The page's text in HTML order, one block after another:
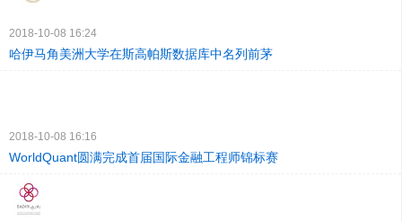
2018-10-08 16:24
哈伊马角美洲大学在斯高帕斯数据库中名列前茅
2018-10-08 16:16
WorldQuant圆满完成首届国际金融工程师锦标赛